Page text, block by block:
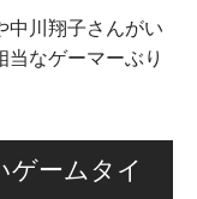
中川翔子さんがい
なゲーマーぶり
ゲームタイ